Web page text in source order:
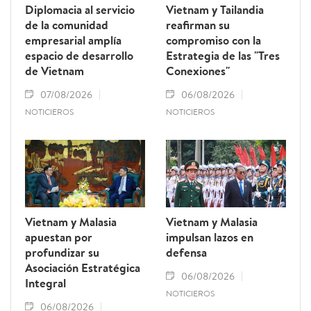
Diplomacia al servicio
de la comunidad
empresarial amplía
espacio de desarrollo
de Vietnam
07/08/2026
NOTICIEROS
Vietnam y Tailandia
reafirman su
compromiso con la
Estrategia de las "Tres
Conexiones"
06/08/2026
NOTICIEROS
Vietnam y Malasia
apuestan por
profundizar su
Asociación Estratégica
Integral
06/08/2026
Vietnam y Malasia
impulsan lazos en
defensa
06/08/2026
NOTICIEROS